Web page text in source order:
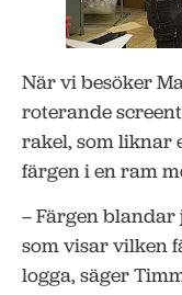
När vi besöker
roterande
rakel, som liknar
färgen i en ram
– Färgen blandar
som visar vilken
logga, säger